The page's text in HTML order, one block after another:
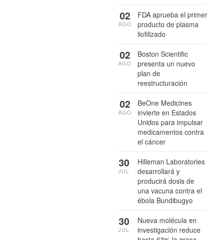
FDA aprueba el primer
producto de plasma
liofilizado
02
AGO
Boston Scientific
presenta un nuevo
plan de
reestructuración
02
AGO
BeOne Medicines
invierte en Estados
Unidos para impulsar
medicamentos contra
el cáncer
02
AGO
Hilleman Laboratories
desarrollará y
producirá dosis de
una vacuna contra el
ébola Bundibugyo
30
JUL
Nueva molécula en
investigación reduce
30
JUL